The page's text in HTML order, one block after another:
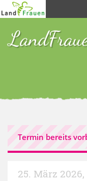
Termin bereits
25. März 2026,